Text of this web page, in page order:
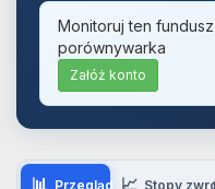
Monitoruj ten
porównywarka
Załóż konto
📊 Przegląd 📈 Stopy